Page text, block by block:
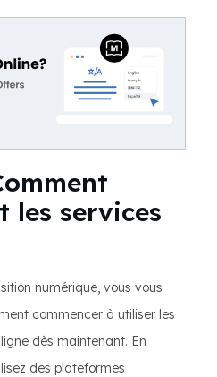
les services
numérique, vous vous
commencer à utiliser les
dès maintenant. En
des plateformes